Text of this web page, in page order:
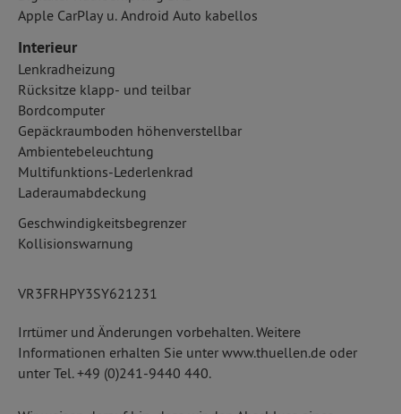
Apple CarPlay u. Android Auto kabellos
Interieur
Lenkradheizung
Rücksitze klapp- und teilbar
Bordcomputer
Gepäckraumboden höhenverstellbar
Ambientebeleuchtung
Multifunktions-Lederlenkrad
Laderaumabdeckung
Geschwindigkeitsbegrenzer
Kollisionswarnung
VR3FRHPY3SY621231
Irrtümer und Änderungen vorbehalten. Weitere
Informationen erhalten Sie unter www.thuellen.de oder
unter Tel. +49 (0)241-9440 440.